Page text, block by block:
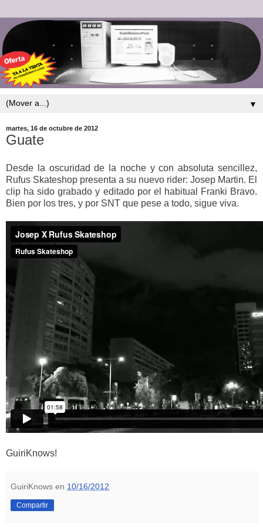
▼
martes, 16 de octubre de 2012
Guate
Desde la oscuridad de la noche y con absoluta sencillez,
Rufus Skateshop presenta a su nuevo rider: Josep Martin. El
clip ha sido grabado y editado por el habitual Franki Bravo.
Bien por los tres, y por SNT que pese a todo, sigue viva.
GuiriKnows!
GuiriKnows en 10/16/2012
Compartir